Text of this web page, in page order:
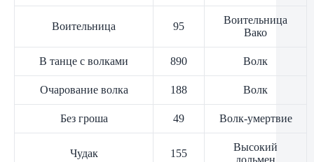
Воительница 95
Воительница
Вако
В танце с волками 890 Волк
Очарование волка 188 Волк
Без гроша 49 Волк-умертвие
Чудак 155
Высокий